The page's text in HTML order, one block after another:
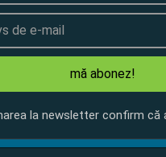
mă abonez!
la newsletter confirm că